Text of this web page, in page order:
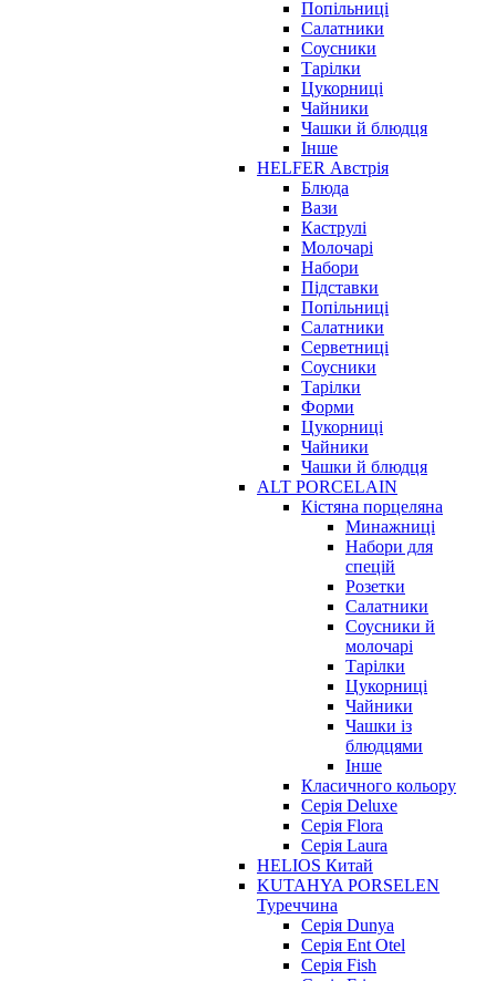
Попільниці
Салатники
Соусники
Тарілки
Цукорниці
Чайники
Чашки й блюдця
Інше
HELFER Австрія
Блюда
Вази
Каструлі
Молочарі
Набори
Підставки
Попільниці
Салатники
Серветниці
Соусники
Тарілки
Форми
Цукорниці
Чайники
Чашки й блюдця
ALT PORCELAIN
Кістяна порцеляна
Минажниці
Набори для
спецій
Розетки
Салатники
Соусники й
молочарі
Тарілки
Цукорниці
Чайники
Чашки із
блюдцями
Інше
Класичного кольору
Серія Deluxe
Серія Flora
Серія Laura
HELIOS Китай
KUTAHYA PORSELEN
Туреччина
Серія Dunya
Серія Ent Otel
Серія Fish